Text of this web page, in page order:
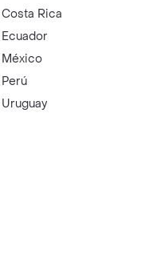
Costa Rica
Ecuador
México
Perú
Uruguay